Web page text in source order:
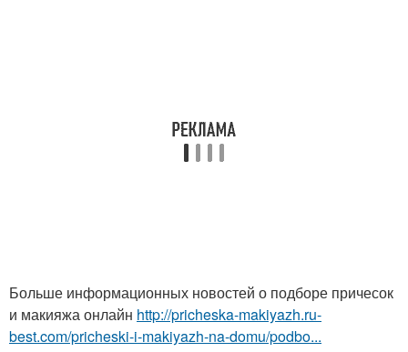
Больше информационных новостей о подборе причесок
и макияжа онлайн http://pricheska-makiyazh.ru-
best.com/pricheski-i-makiyazh-na-domu/podbo...